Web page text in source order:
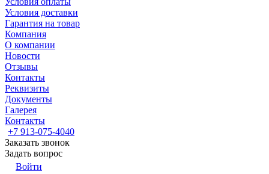
Условия доставки
Гарантия на товар
Компания
О компании
Новости
Отзывы
Контакты
Реквизиты
Документы
Галерея
Контакты
+7 913-075-4040
Заказать звонок
Задать вопрос
Войти